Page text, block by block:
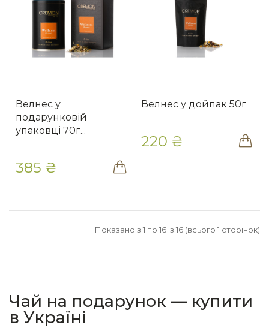
Велнес у
подарунковій
упаковці 70г...
385 ₴
Велнес у дойпак 50г
220 ₴
Показано з 1 по 16 із 16 (всього 1 сторінок)
Чай на подарунок — купити
в Україні